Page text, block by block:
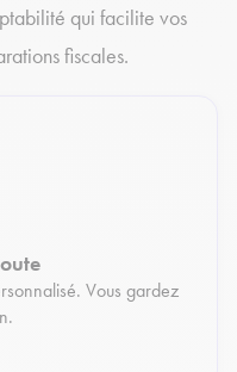
qui facilite vos
fiscales.
Vous gardez